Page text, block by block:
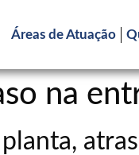
Áreas de Atuação
na
planta,